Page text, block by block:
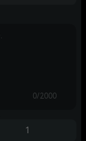
0/2000
1